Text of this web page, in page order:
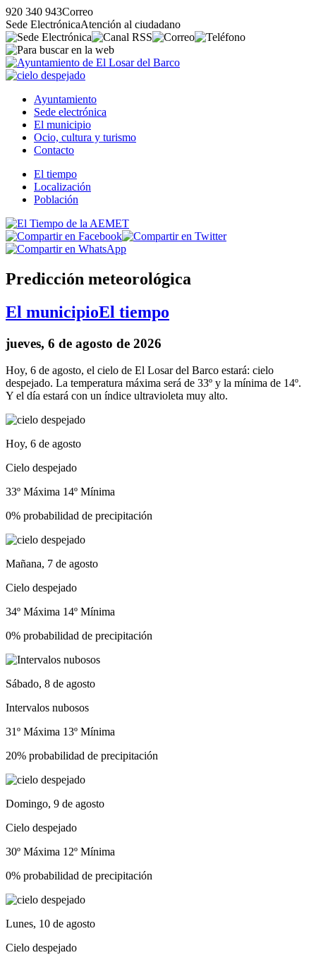
920 340 943Correo
Sede ElectrónicaAtención al ciudadano
Ayuntamiento
Sede electrónica
El municipio
Ocio, cultura y turismo
Contacto
El tiempo
Localización
Población
Predicción meteorológica
El municipioEl tiempo
jueves, 6 de agosto de 2026
Hoy, 6 de agosto, el cielo de El Losar del Barco estará: cielo
despejado. La temperatura máxima será de 33º y la mínima de 14º.
Y el día estará con un índice ultravioleta muy alto.
Hoy, 6 de agosto
Cielo despejado
33º Máxima 14º Mínima
0% probabilidad de precipitación
Mañana, 7 de agosto
Cielo despejado
34º Máxima 14º Mínima
0% probabilidad de precipitación
Sábado, 8 de agosto
Intervalos nubosos
31º Máxima 13º Mínima
20% probabilidad de precipitación
Domingo, 9 de agosto
Cielo despejado
30º Máxima 12º Mínima
0% probabilidad de precipitación
Lunes, 10 de agosto
Cielo despejado